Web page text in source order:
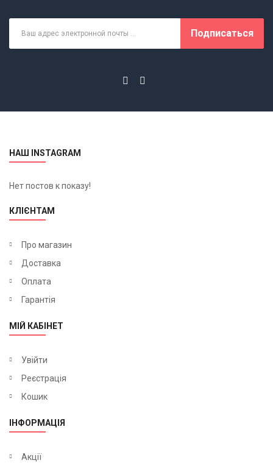
Подписаться
НАШ INSTAGRAM
Нет постов к показу!
КЛІЄНТАМ
Про магазин
Доставка
Оплата
Гарантія
МІЙ КАБІНЕТ
Увійти
Реєстрація
Кошик
ІНФОРМАЦІЯ
Акції